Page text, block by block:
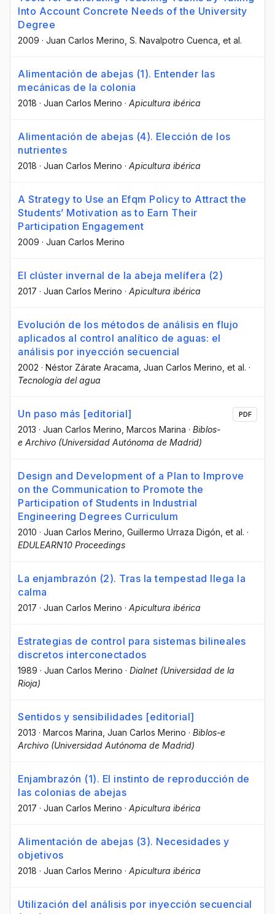
Into Account Concrete Needs of the University
Degree
2009 · Juan Carlos Merino , S. Navalpotro Cuenca , et al.
Alimentación de abejas (1). Entender las
mecánicas de la colonia
2018 · Juan Carlos Merino · Apicultura ibérica
Alimentación de abejas (4). Elección de los
nutrientes
2018 · Juan Carlos Merino · Apicultura ibérica
A Strategy to Use an Efqm Policy to Attract the
Students’ Motivation as to Earn Their
Participation Engagement
2009 · Juan Carlos Merino
El clúster invernal de la abeja melífera (2)
2017 · Juan Carlos Merino · Apicultura ibérica
Evolución de los métodos de análisis en flujo
aplicados al control analítico de aguas: el
análisis por inyección secuencial
2002 · Néstor Zárate Aracama , Juan Carlos Merino , et al. ·
Tecnología del agua
Un paso más [editorial]
2013 · Juan Carlos Merino , Marcos Marina · Biblos-
e Archivo (Universidad Autónoma de Madrid)
PDF
Design and Development of a Plan to Improve
on the Communication to Promote the
Participation of Students in Industrial
Engineering Degrees Curriculum
2010 · Juan Carlos Merino , Guillermo Urraza Digón , et al. ·
EDULEARN10 Proceedings
La enjambrazón (2). Tras la tempestad llega la
calma
2017 · Juan Carlos Merino · Apicultura ibérica
Estrategias de control para sistemas bilineales
discretos interconectados
1989 · Juan Carlos Merino · Dialnet (Universidad de la
Rioja)
Sentidos y sensibilidades [editorial]
2013 · Marcos Marina , Juan Carlos Merino · Biblos-e
Archivo (Universidad Autónoma de Madrid)
Enjambrazón (1). El instinto de reproducción de
las colonias de abejas
2017 · Juan Carlos Merino · Apicultura ibérica
Alimentación de abejas (3). Necesidades y
objetivos
2018 · Juan Carlos Merino · Apicultura ibérica
Utilización del análisis por inyección secuencial